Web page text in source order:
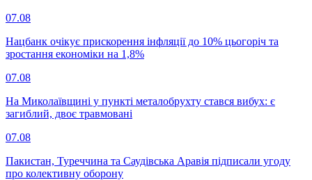
07.08
Нацбанк очікує прискорення інфляції до 10% цьогоріч та
зростання економіки на 1,8%
07.08
На Миколаївщині у пункті металобрухту стався вибух: є
загиблий, двоє травмовані
07.08
Пакистан, Туреччина та Саудівська Аравія підписали угоду
про колективну оборону